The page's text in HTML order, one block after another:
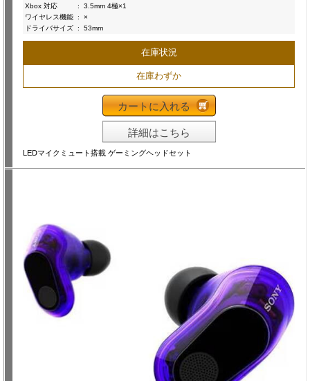
Xbox 対応
:
3.5mm 4極×1
ワイヤレス機能 :
×
ドライバサイズ : 53mm
在庫状況
在庫わずか
カートに入れる
詳細はこちら
LEDマイクミュート搭載 ゲーミングヘッドセット